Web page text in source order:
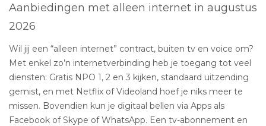
Aanbiedingen met alleen internet in augustus
2026
Wil jij een “alleen internet” contract, buiten tv en voice om?
Met enkel zo’n internetverbinding heb je toegang tot veel
diensten: Gratis NPO 1, 2 en 3 kijken, standaard uitzending
gemist, en met Netflix of Videoland hoef je niks meer te
missen. Bovendien kun je digitaal bellen via Apps als
Facebook of Skype of WhatsApp. Een tv-abonnement en